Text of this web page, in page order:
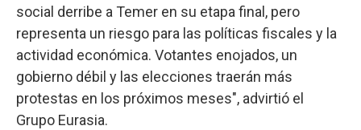
social derribe a Temer en su etapa final, pero
representa un riesgo para las políticas fiscales y la
actividad económica. Votantes enojados, un
gobierno débil y las elecciones traerán más
protestas en los próximos meses", advirtió el
Grupo Eurasia.